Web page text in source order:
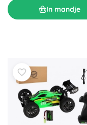
In mandje